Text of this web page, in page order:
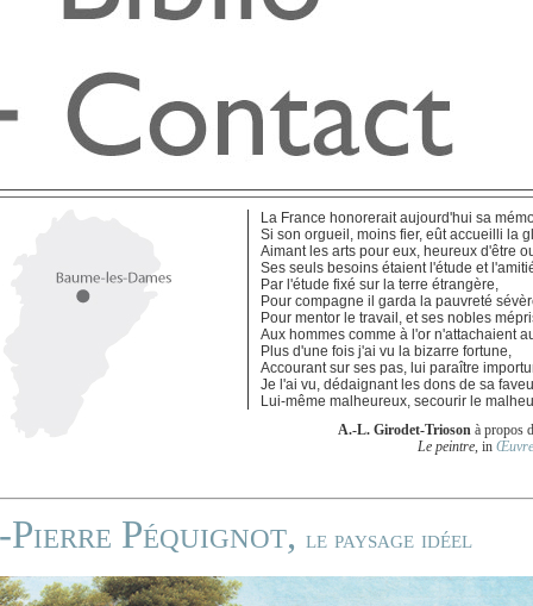
La France honorerait aujourd'hui sa
Si son orgueil, moins fier, eût accueilli la
Aimant les arts pour eux, heureux d'être
Ses seuls besoins étaient l'étude et
Par l'étude fixé sur la terre étrangère,
Pour compagne il garda la pauvreté
Pour mentor le travail, et ses nobles
Aux hommes comme à l'or n'attachaient
Plus d'une fois j'ai vu la bizarre fortune,
Accourant sur ses pas, lui paraître
Je l'ai vu, dédaignant les dons de sa
Lui-même malheureux, secourir le
A.-L. Girodet-Trioson à propos
Le peintre, in
Pierre Péquignot, le paysage idéel